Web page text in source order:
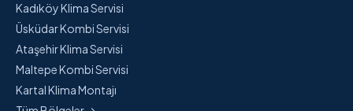
Kadıköy Klima Servisi
Üsküdar Kombi Servisi
Ataşehir Klima Servisi
Maltepe Kombi Servisi
Kartal Klima Montajı